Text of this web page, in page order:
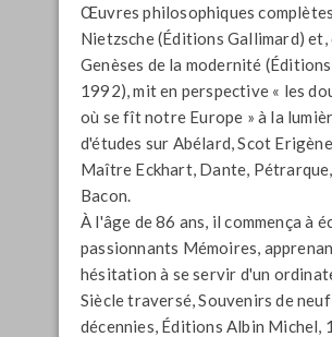
Œuvres philosophiques
Nietzsche (Éditions Gallimard) et,
Genèses de la modernité
1992), mit en perspective « les
où se fît notre Europe » à la
d'études sur Abélard, Scot
Maître Eckhart, Dante,
Bacon.
À l'âge de 86 ans, il commença à
passionnants Mémoires,
hésitation à se servir d'un
Siècle traversé, Souvenirs de neuf
décennies, Éditions Albin Michel,